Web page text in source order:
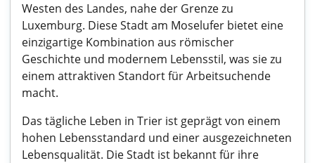
Westen des Landes, nahe der Grenze zu
Luxemburg. Diese Stadt am Moselufer bietet eine
einzigartige Kombination aus römischer
Geschichte und modernem Lebensstil, was sie zu
einem attraktiven Standort für Arbeitsuchende
macht.
Das tägliche Leben in Trier ist geprägt von einem
hohen Lebensstandard und einer ausgezeichneten
Lebensqualität. Die Stadt ist bekannt für ihre